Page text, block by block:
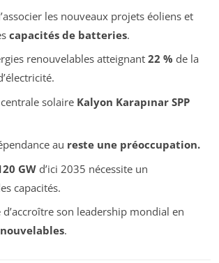
les nouveaux projets éoliens et
capacités de batteries.
renouvelables atteignant 22 % de la
solaire Kalyon Karapınar SPP
au reste une préoccupation.
GWd’ici 2035 nécessite un
capacités.
son leadership mondial en
.